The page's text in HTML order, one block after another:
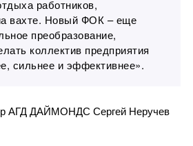
работников,
вахте. Новый ФОК – еще
преобразование,
коллектив предприятия
сильнее и эффективнее».
АГД ДАЙМОНДС Сергей Неручев